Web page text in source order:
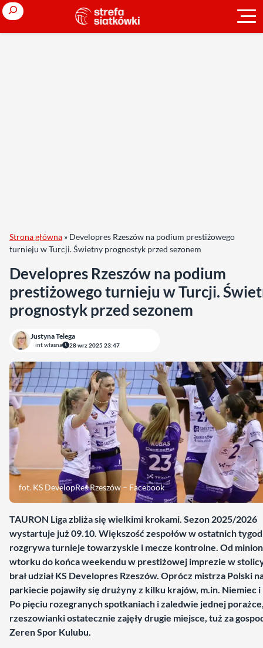
Search
Strona główna » Developres Rzeszów na podium prestiżowego
turnieju w Turcji. Świetny prognostyk przed sezonem
Developres Rzeszów na podium
prestiżowego turnieju w Turcji.
prognostyk przed sezonem
Justyna Telega
inf. własna 28 wrz 2025 23:47
fot. KS DevelopRes Rzeszów – Facebook
TAURON Liga zbliża się wielkimi krokami. Sezon 2025/2026
wystartuje już 09.10. Większość zespołów w ostatnich
rozgrywa turnieje towarzyskie i mecze kontrolne. Od
wtorku do końca weekendu w prestiżowej imprezie w
brał udział KS Developres Rzeszów. Oprócz mistrza Polski
parkiecie pojawiły się drużyny z kilku krajów, m.in. Niemiec i
Po pięciu rozegranych spotkaniach i zaledwie jednej
rzeszowianki ostatecznie zajęły drugie miejsce, tuż za
Zeren Spor Kulubu.